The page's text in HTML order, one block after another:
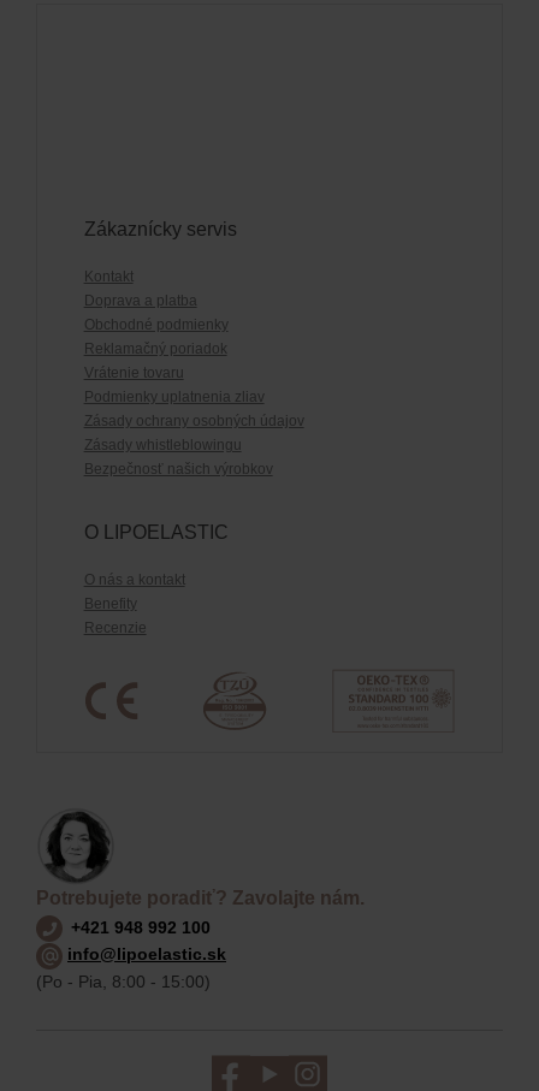
Zákaznícky servis
Kontakt
Doprava a platba
Obchodné podmienky
Reklamačný poriadok
Vrátenie tovaru
Podmienky uplatnenia zliav
Zásady ochrany osobných údajov
Zásady whistleblowingu
Bezpečnosť našich výrobkov
O LIPOELASTIC
O nás a kontakt
Benefity
Recenzie
Potrebujete poradiť? Zavolajte nám.
+421 948 992 100
info@lipoelastic.sk
(Po - Pia, 8:00 - 15:00)